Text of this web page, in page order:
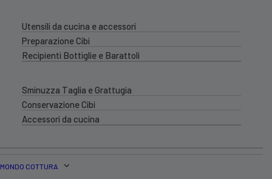
Utensili da cucina e accessori
Preparazione Cibi
Recipienti Bottiglie e Barattoli
Sminuzza Taglia e Grattugia
Conservazione Cibi
Accessori da cucina
MONDO COTTURA